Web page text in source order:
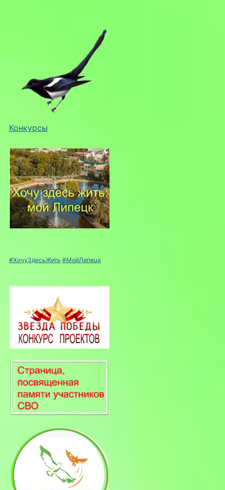
Конкурсы
#ХочуЗдесьЖить #МойЛипецк